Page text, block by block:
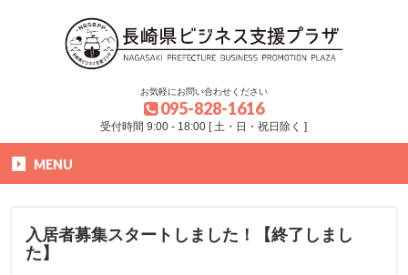
お気軽にお問い合わせください
095-828-1616
受付時間 9:00 - 18:00 [ 土・日・祝日除く ]
MENU
入居者募集スタートしました！【終了しまし
た】